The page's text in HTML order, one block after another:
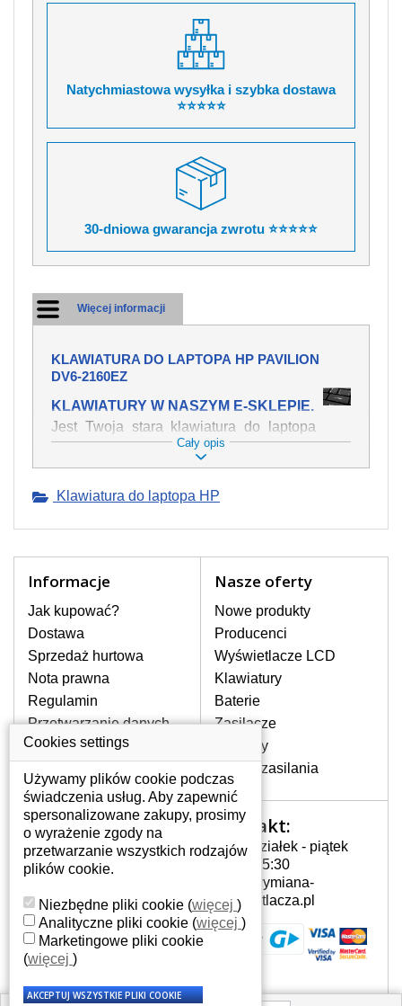
Natychmiastowa wysyłka i szybka dostawa
⭐⭐⭐⭐⭐
30-dniowa gwarancja zwrotu ⭐⭐⭐⭐⭐
Więcej informacji
KLAWIATURA DO LAPTOPA HP PAVILION
DV6-2160EZ
KLAWIATURY W NASZYM E-SKLEPIE.
Jest Twoja stara klawiatura do laptopa
HP Pavilion dv6-2160ez mechanicznie
uszkodzona, polałeś ją płynem, który
swojej pozycji? Kup nową klawiaturę,
Oferujemy oryginalne klawiatury w
stronie internetowej ją znajdziesz za
pomocy wyszukiwarki. Wystarczy znać
model laptopa. Przy każdej klawiaturze
nie może brakować szczególowe zdjęcie
do aktualnego stanu naszego magazynu.
W JAKI SPOSÓB MOŻE SIĘ
PRZEJAWIAĆ USTERKA
Częstymi objawami są pomijanie liter
czy wyświetlanie innych liter oraz
dublowanie tych samych znaków. W
przypadku podlicia klawisze nie
powrócą do pierwotnej pozycji. Albo
też uszkodzenie mechaniczne, np.
JAK TO DZIAŁA?
Klawiatura składa się z kilku
warstw folii, z których przewodzą
przewodzące warstwy.
Cały opis
Klawiatura do laptopa HP
Informacje
Jak kupować?
Dostawa
Sprzedaż hurtowa
Nota prawna
Regulamin
Przetwarzanie danych
osobowych
Gdzie nas znajdziesz
Nasze oferty
Nowe produkty
Producenci
Wyświetlacze LCD
Klawiatury
Baterie
Zasilacze
Zawiasy
Złącza zasilania
Twoje konto
Twoje konto
Dane osobowe
Adresy
Historia zamówień
Kontakt:
Poniedziałek - piątek
7:00 - 15:30
info@wymiana-
wyswietlacza.pl
Cookies settings
Używamy plików cookie podczas
świadczenia usług. Aby zapewnić
spersonalizowane zakupy, prosimy
o wyrażenie zgody na
przetwarzanie wszystkich rodzajów
plików cookie.
Niezbędne pliki cookie (więcej )
Analityczne pliki cookie (więcej )
Marketingowe pliki cookie
(więcej )